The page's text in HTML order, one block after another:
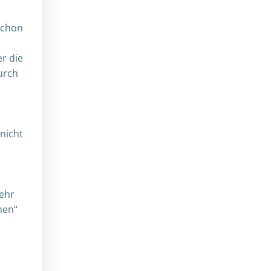
die